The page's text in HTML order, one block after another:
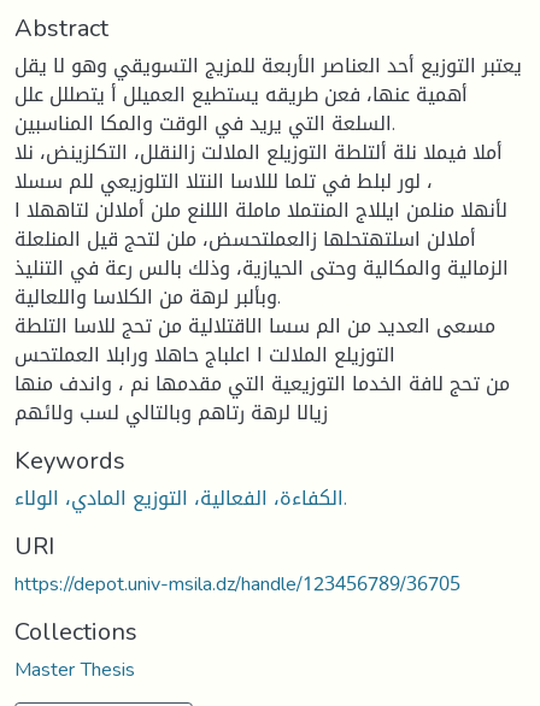
Abstract
يعتبر التوزيع أحد العناصر الأربعة للمزيج التسويقي وهو لا يقل
أهمية عنها، فعن طريقه يستطيع العميلل أ يتصللل علل
السلعة التي يريد في الوقت والمكا المناسبين.
أملا فيملا نلة ألتلطة التوزيلع الملالت زالنقلل، التكلزينض، نلا
لور لبلط في تلما لللاسا النتلا التلوزيعي للم سسلا ،
لأنهلا منلمن ايللاج المنتملا ماملة الللنع ملن أملالن لتاههلا ا
أملالن اسلتهتحلها زالعملتحسض، ملن لتحج قيل المنلعلة
الزمالية والمكالية وحتى الحيازية، وذلك بالس رعة في التنليذ
وبألبر لرهة من الكلاسا واللعالية.
مسعى العديد من الم سسا الاقتلالية من تحج للاسا التلطة
التوزيلع الملالت ا اعلباج حاهلا ورابلا العملتحس
من تحج لافة الخدما التوزيعية التي مقدمها نم ، واندف منها
زيالا لرهة رتاهم وبالتالي لسب ولائهم
Keywords
الكفاءة، الفعالية، التوزيع المادي، الولاء.
URI
https://depot.univ-msila.dz/handle/123456789/36705
Collections
Master Thesis